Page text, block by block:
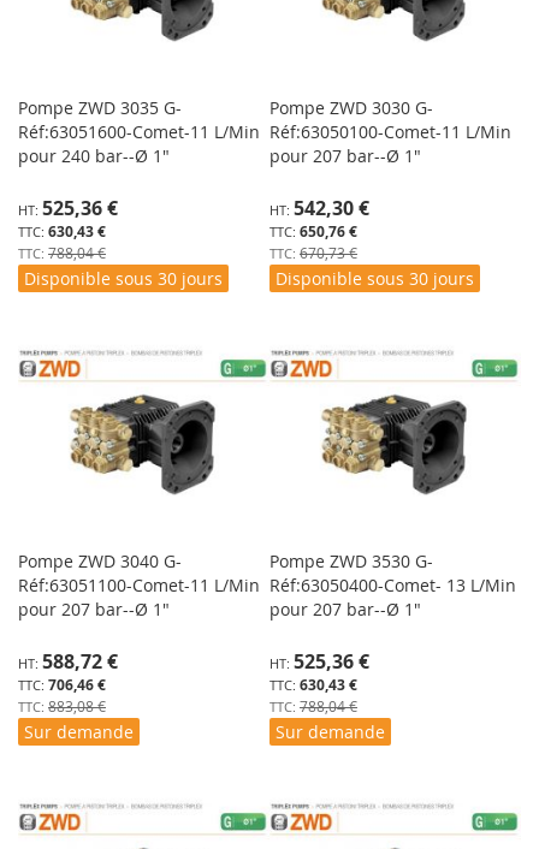
Pompe ZWD 3035 G-
Réf:63051600-Comet-11 L/Min
pour 240 bar--Ø 1"
Prix
Spécial630,43 €
525,36 €
788,04 €
Disponible sous 30 jours
Pompe ZWD 3030 G-
Réf:63050100-Comet-11 L/Min
pour 207 bar--Ø 1"
Prix
Spécial650,76 €
542,30 €
670,73 €
Disponible sous 30 jours
Pompe ZWD 3040 G-
Réf:63051100-Comet-11 L/Min
pour 207 bar--Ø 1"
Prix
Spécial706,46 €
588,72 €
883,08 €
Sur demande
Pompe ZWD 3530 G-
Réf:63050400-Comet- 13 L/Min
pour 207 bar--Ø 1"
Prix
Spécial630,43 €
525,36 €
788,04 €
Sur demande